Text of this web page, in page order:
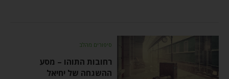
סיפורים מהלב
רחובות התוהו – מסע
ההשגחה של יחיאל